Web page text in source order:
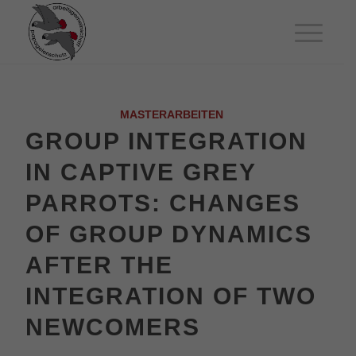
MASTERARBEITEN
GROUP INTEGRATION
IN CAPTIVE GREY
PARROTS: CHANGES
OF GROUP DYNAMICS
AFTER THE
INTEGRATION OF TWO
NEWCOMERS